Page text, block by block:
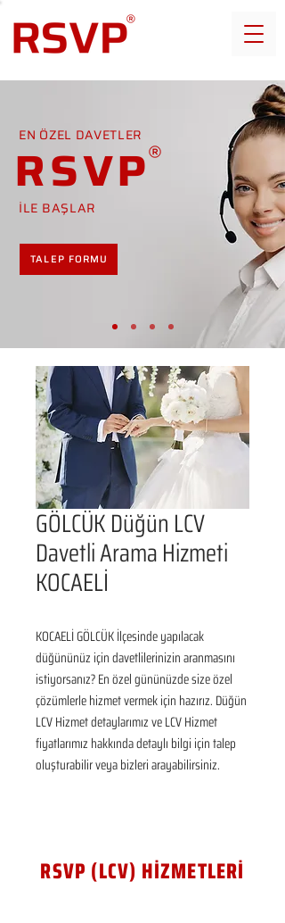
EN ÖZEL DAVETLER
RSVP
İLE BAŞLAR
TALEP FORMU
GÖLCÜK Düğün LCV
Davetli Arama Hizmeti
KOCAELİ
KOCAELİ GÖLCÜK İlçesinde yapılacak
düğününüz için davetlilerinizin aranmasını
istiyorsanız? En özel gününüzde size özel
çözümlerle hizmet vermek için hazırız. Düğün
LCV Hizmet detaylarımız ve LCV Hizmet
fiyatlarımız hakkında detaylı bilgi için talep
oluşturabilir veya bizleri arayabilirsiniz.
RSVP (LCV) HİZMETLERİ